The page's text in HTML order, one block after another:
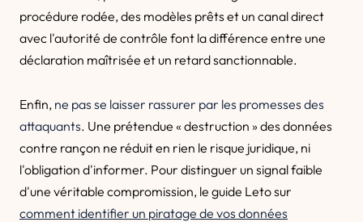
procédure rodée, des modèles prêts et un canal direct
avec l'autorité de contrôle font la différence entre une
déclaration maîtrisée et un retard sanctionnable.
Enfin, ne pas se laisser rassurer par les promesses des
attaquants. Une prétendue « destruction » des données
contre rançon ne réduit en rien le risque juridique, ni
l'obligation d'informer. Pour distinguer un signal faible
d'une véritable compromission, le guide Leto sur
comment identifier un piratage de vos données